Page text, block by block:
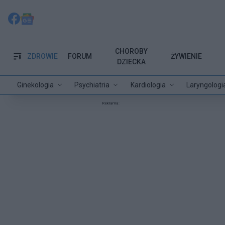
ZDROWIE
Ginekologia Psychiatria Kardiologia
FORUM
CHOROBY
DZIECKA
ŻYWIENIE
Reklama: